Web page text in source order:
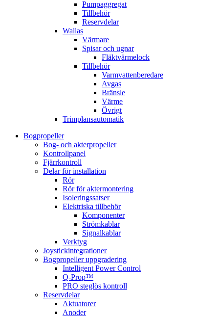
Pumpaggregat
Tillbehör
Reservdelar
Wallas
Värmare
Spisar och ugnar
Fläktvärmelock
Tillbehör
Varmvattenberedare
Avgas
Bränsle
Värme
Övrigt
Trimplansautomatik
Bogpropeller
Bog- och akterpropeller
Kontrollpanel
Fjärrkontroll
Delar för installation
Rör
Rör för aktermontering
Isoleringssatser
Elektriska tillbehör
Komponenter
Strömkablar
Signalkablar
Verktyg
Joystickintegrationer
Bogpropeller uppgradering
Intelligent Power Control
Q-Prop™
PRO steglös kontroll
Reservdelar
Aktuatorer
Anoder